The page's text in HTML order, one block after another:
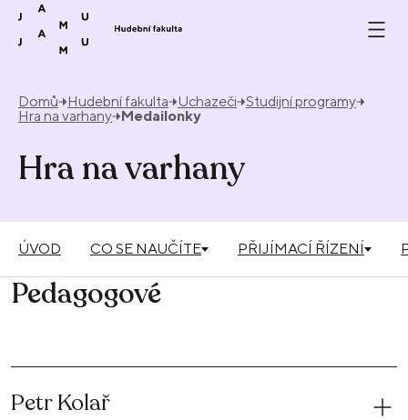
Přeskočit na obsah
Domů Hudební fakulta Uchazeči Studijní programy
Hra na varhany Medailonky
Hra na varhany
ÚVOD CO SE NAUČÍTE PŘIJÍMACÍ ŘÍZENÍ
Pedagogové
Petr Kolař